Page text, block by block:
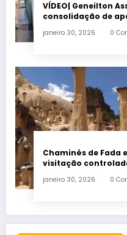
VÍDEO| Geneilton
consolidação de
janeiro 30, 2026 0
Chaminés de Fada
visitação
janeiro 30, 2026 0